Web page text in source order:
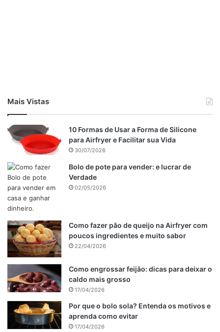
Mais Vistas
10 Formas de Usar a Forma de Silicone
para Airfryer e Facilitar sua Vida
30/07/2026
Bolo de pote para vender: e lucrar de
Verdade
02/05/2026
Como fazer pão de queijo na Airfryer com
poucos ingredientes e muito sabor
22/04/2026
Como engrossar feijão: dicas para deixar o
caldo mais grosso
17/04/2026
Por que o bolo sola? Entenda os motivos e
aprenda como evitar
17/04/2026